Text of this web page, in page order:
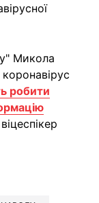
Микола
робити
Whatsapp
у Messenger
у LinkedIn